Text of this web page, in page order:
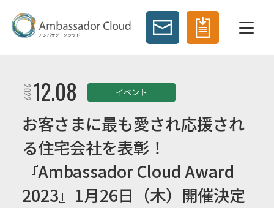
202212.08 イベント
お客さまに最も愛され応援され
る住宅会社を表彰！
『Ambassador Cloud Award
2023』1月26日（木）開催決定